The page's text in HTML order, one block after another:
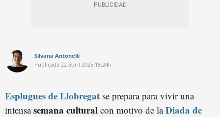
Silvana Antonelli
Publicada 22 abril 2025 15:24h
Esplugues de Llobregat se prepara para vivir una
intensasemana cultural con motivo de laDiada de